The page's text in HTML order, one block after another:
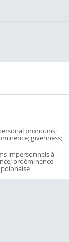
pronouns;
givenness;
impersonnels à
proéminence